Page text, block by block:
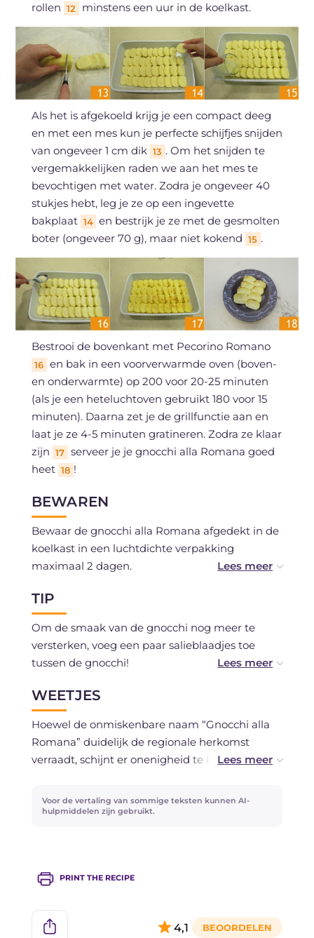
rollen 12 minstens een uur in de koelkast.
Als het is afgekoeld krijg je een compact deeg
en met een mes kun je perfecte schijfjes snijden
van ongeveer 1 cm dik 13 . Om het snijden te
vergemakkelijken raden we aan het mes te
bevochtigen met water. Zodra je ongeveer 40
stukjes hebt, leg je ze op een ingevette
bakplaat 14 en bestrijk je ze met de gesmolten
boter (ongeveer 70 g), maar niet kokend 15 .
Bestrooi de bovenkant met Pecorino Romano
16 en bak in een voorverwarmde oven (boven-
en onderwarmte) op 200 voor 20-25 minuten
(als je een heteluchtoven gebruikt 180 voor 15
minuten). Daarna zet je de grillfunctie aan en
laat je ze 4-5 minuten gratineren. Zodra ze klaar
zijn 17 serveer je je gnocchi alla Romana goed
heet 18 !
BEWAREN
Bewaar de gnocchi alla Romana afgedekt in de
koelkast in een luchtdichte verpakking
maximaal 2 dagen.
Je kunt de gnocchi alla Romana ook invriezen,
bij voorkeur rauw en al op smaak gebracht
volgens de aanwijzingen van het recept;
gebruik daarbij liever kaas en boter in vlokjes in
plaats van gesmolten boter, en schuif ze
rechtstreeks uit de vriezer in de oven zonder
TIP
Om de smaak van de gnocchi nog meer te
versterken, voeg een paar salieblaadjes toe
tussen de gnocchi!
Semolina kan niet worden vervangen door
semola, zoals je misschien zou denken, omdat
het twee verschillende producten zijn. Semolina
wordt namelijk gemaakt van een mix van
granen.
Om een gelijkmatige cilinder te krijgen moet
het deeg warm worden verwerkt.
WEETJES
Hoewel de onmiskenbare naam “Gnocchi alla
Romana” duidelijk de regionale herkomst
verraadt, schijnt er onenigheid te bestaan over
het van Piemontese oorsprong te stammen,
vooral vanwege het overvloedige gebruik van
Voor de vertaling van sommige teksten kunnen AI-
hulpmiddelen zijn gebruikt.
PRINT THE RECIPE
4,1